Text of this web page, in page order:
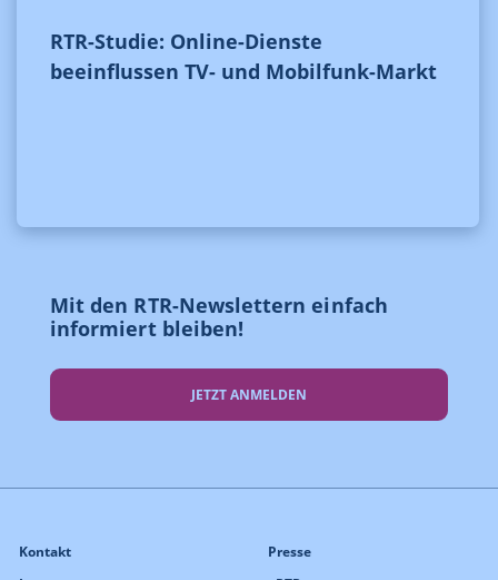
RTR-Studie: Online-Dienste
beeinflussen TV- und Mobilfunk-Markt
Mit den RTR-Newslettern einfach
informiert bleiben!
JETZT ANMELDEN
Kontakt
Presse